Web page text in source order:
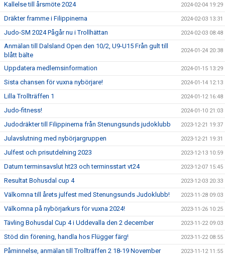
Kallelse till årsmöte 2024 2024-02-04 19:29
Dräkter framme i Filippinerna 2024-02-03 13:31
Judo-SM 2024 Pågår nu i Trollhättan 2024-02-03 08:48
Anmälan till Dalsland Open den 10/2, U9-U15 Från gult till
blått bälte
2024-01-24 20:38
Uppdatera medlemsinformation 2024-01-15 13:29
Sista chansen för vuxna nybörjare! 2024-01-14 12:13
Lilla Trollträffen 1 2024-01-12 16:48
Judo-fitness! 2024-01-10 21:03
Judodräkter till Filippinerna från Stenungsunds judoklubb 2023-12-21 19:37
Julavslutning med nybörjargruppen 2023-12-21 19:31
Julfest och prisutdelning 2023 2023-12-13 10:59
Datum terminsavslut ht23 och terminsstart vt24 2023-12-07 15:45
Resultat Bohusdal cup 4 2023-12-03 20:33
Välkomna till årets julfest med Stenungsunds Judoklubb! 2023-11-28 09:03
Välkomna på nybörjarkurs för vuxna 2024! 2023-11-26 10:25
Tävling Bohusdal Cup 4 i Uddevalla den 2 december 2023-11-22 09:03
Stöd din förening, handla hos Flügger färg! 2023-11-22 08:55
Påminnelse, anmälan till Trollträffen 2 18-19 November 2023-11-12 11:55